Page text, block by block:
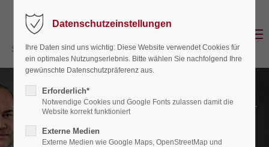
Login
Benutzername
Passwort
Vita Boris Berresheim
Datenschutzeinstellungen
Ihre Daten sind uns wichtig: Diese Website verwendet Cookies für
ein optimales Nutzungserlebnis. Bitte wählen Sie nachfolgend Ihre
gewünschte Datenschutzpräferenz aus.
Erforderlich*
Notwendige Cookies und Google Fonts zulassen damit die
Website korrekt funktioniert
Externe Medien
Externe Medien wie Google Maps, OpenStreetMap und